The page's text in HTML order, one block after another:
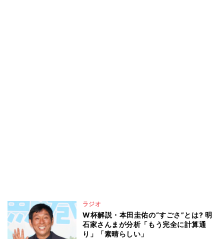
ラジオ
W杯解説・本田圭佑の“すごさ”とは? 明
石家さんまが分析「もう完全に計算通
り」「素晴らしい」